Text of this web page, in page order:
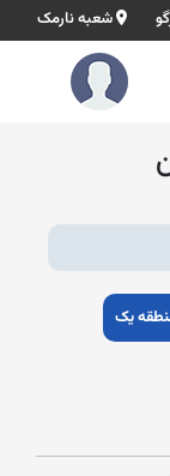
شعبه نارمک
یک